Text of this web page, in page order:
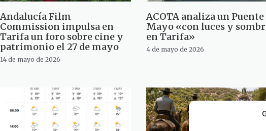
Andalucía Film
Commission impulsa en
Tarifa un foro sobre cine y
patrimonio el 27 de mayo
14 de mayo de 2026
ACOTA analiza un Puente
Mayo «con luces y
en Tarifa»
4 de mayo de 2026